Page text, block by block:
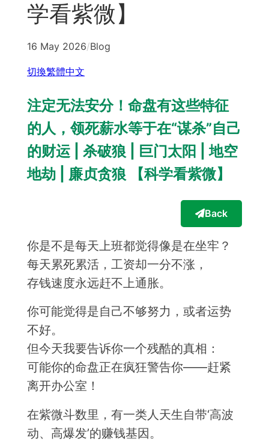
学看紫微】
16 May 2026/Blog
切換繁體中文
注定无法安分！命盘有这些特征
的人，领死薪水等于在“谋杀”自己
的财运 | 杀破狼 | 巨门太阳 | 地空
地劫 | 廉贞贪狼 【科学看紫微】
Back
你是不是每天上班都觉得像是在坐牢？
每天累死累活，工资却一分不涨，
存钱速度永远赶不上通胀。
你可能觉得是自己不够努力，或者运势
不好。
但今天我要告诉你一个残酷的真相：
可能你的命盘正在疯狂警告你——赶紧
离开办公室！
在紫微斗数里，有一类人天生自带‘高波
动、高爆发’的赚钱基因。